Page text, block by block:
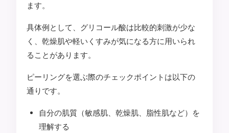
ます。
具体例として、グリコール酸は比較的刺激が少な
く、乾燥肌や軽いくすみが気になる方に用いられ
ることがあります。
ピーリングを選ぶ際のチェックポイントは以下の
通りです。
自分の肌質（敏感肌、乾燥肌、脂性肌など）を
理解する